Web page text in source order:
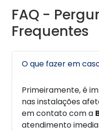
FAQ -
Frequentes
O que fazer em
Primeiramente, é
nas instalações
em contato com a
atendimento